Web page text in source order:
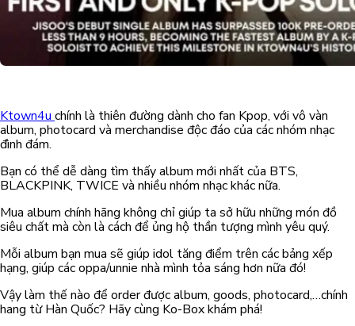
Ktown4u chính là thiên đường dành cho fan Kpop, với vô vàn
album, photocard và merchandise độc đáo của các nhóm nhạc
đình đám.
Bạn có thể dễ dàng tìm thấy album mới nhất của BTS,
BLACKPINK, TWICE và nhiều nhóm nhạc khác nữa.
Mua album chính hãng không chỉ giúp ta sở hữu những món đồ
siêu chất mà còn là cách để ủng hộ thần tượng mình yêu quý.
Mỗi album bạn mua sẽ giúp idol tăng điểm trên các bảng xếp
hạng, giúp các oppa/unnie nhà mình tỏa sáng hơn nữa đó!
Vậy làm thế nào để order được album, goods, photocard,…chính
hang từ Hàn Quốc? Hãy cùng Ko-Box khám phá!